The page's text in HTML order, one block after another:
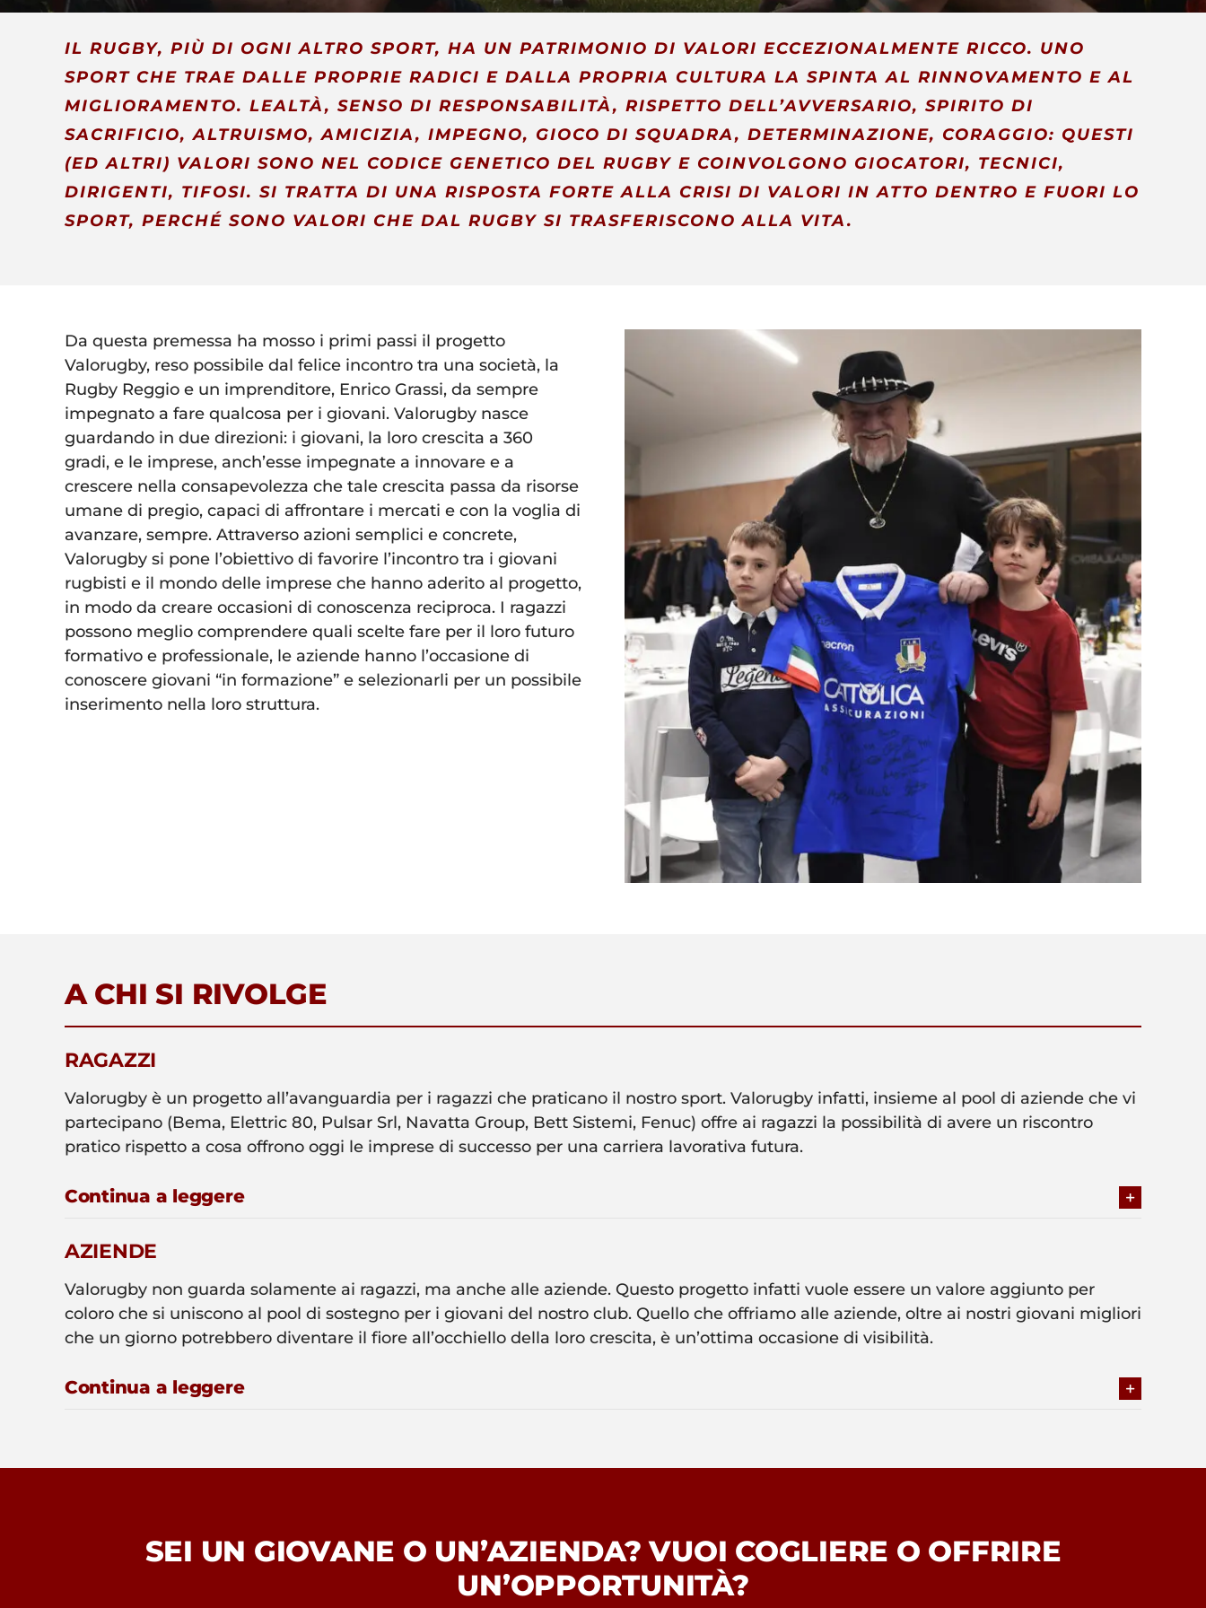
IL RUGBY, PIÙ DI OGNI ALTRO SPORT, HA UN PATRIMONIO DI VALORI ECCEZIONALMENTE RICCO. UNO
SPORT CHE TRAE DALLE PROPRIE RADICI E DALLA PROPRIA CULTURA LA SPINTA AL RINNOVAMENTO E AL
MIGLIORAMENTO. LEALTÀ, SENSO DI RESPONSABILITÀ, RISPETTO DELL’AVVERSARIO, SPIRITO DI
SACRIFICIO, ALTRUISMO, AMICIZIA, IMPEGNO, GIOCO DI SQUADRA, DETERMINAZIONE, CORAGGIO: QUESTI
(ED ALTRI) VALORI SONO NEL CODICE GENETICO DEL RUGBY E COINVOLGONO GIOCATORI, TECNICI,
DIRIGENTI, TIFOSI. SI TRATTA DI UNA RISPOSTA FORTE ALLA CRISI DI VALORI IN ATTO DENTRO E FUORI LO
SPORT, PERCHÉ SONO VALORI CHE DAL RUGBY SI TRASFERISCONO ALLA VITA.
Da questa premessa ha mosso i primi passi il progetto
Valorugby, reso possibile dal felice incontro tra una società, la
Rugby Reggio e un imprenditore, Enrico Grassi, da sempre
impegnato a fare qualcosa per i giovani. Valorugby nasce
guardando in due direzioni: i giovani, la loro crescita a 360
gradi, e le imprese, anch’esse impegnate a innovare e a
crescere nella consapevolezza che tale crescita passa da risorse
umane di pregio, capaci di affrontare i mercati e con la voglia di
avanzare, sempre. Attraverso azioni semplici e concrete,
Valorugby si pone l’obiettivo di favorire l’incontro tra i giovani
rugbisti e il mondo delle imprese che hanno aderito al progetto,
in modo da creare occasioni di conoscenza reciproca. I ragazzi
possono meglio comprendere quali scelte fare per il loro futuro
formativo e professionale, le aziende hanno l’occasione di
conoscere giovani “in formazione” e selezionarli per un possibile
inserimento nella loro struttura.
A CHI SI RIVOLGE
RAGAZZI
Valorugby è un progetto all’avanguardia per i ragazzi che praticano il nostro sport. Valorugby infatti, insieme al pool di aziende che vi
partecipano (Bema, Elettric 80, Pulsar Srl, Navatta Group, Bett Sistemi, Fenuc) offre ai ragazzi la possibilità di avere un riscontro
pratico rispetto a cosa offrono oggi le imprese di successo per una carriera lavorativa futura.
Continua a leggere
AZIENDE
Valorugby non guarda solamente ai ragazzi, ma anche alle aziende. Questo progetto infatti vuole essere un valore aggiunto per
coloro che si uniscono al pool di sostegno per i giovani del nostro club. Quello che offriamo alle aziende, oltre ai nostri giovani migliori
che un giorno potrebbero diventare il fiore all’occhiello della loro crescita, è un’ottima occasione di visibilità.
Continua a leggere
SEI UN GIOVANE O UN’AZIENDA? VUOI COGLIERE O OFFRIRE
UN’OPPORTUNITÀ?